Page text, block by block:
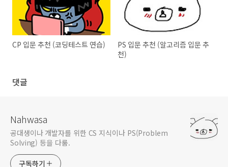
CP 입문 추천 (코딩테스트 연습)
PS 입문 추천 (알고리즘 입문 추
천)
댓글
Nahwasa
공대생이나 개발자를 위한 CS 지식이나 PS(Problem
Solving) 등을 다룸.
구독하기